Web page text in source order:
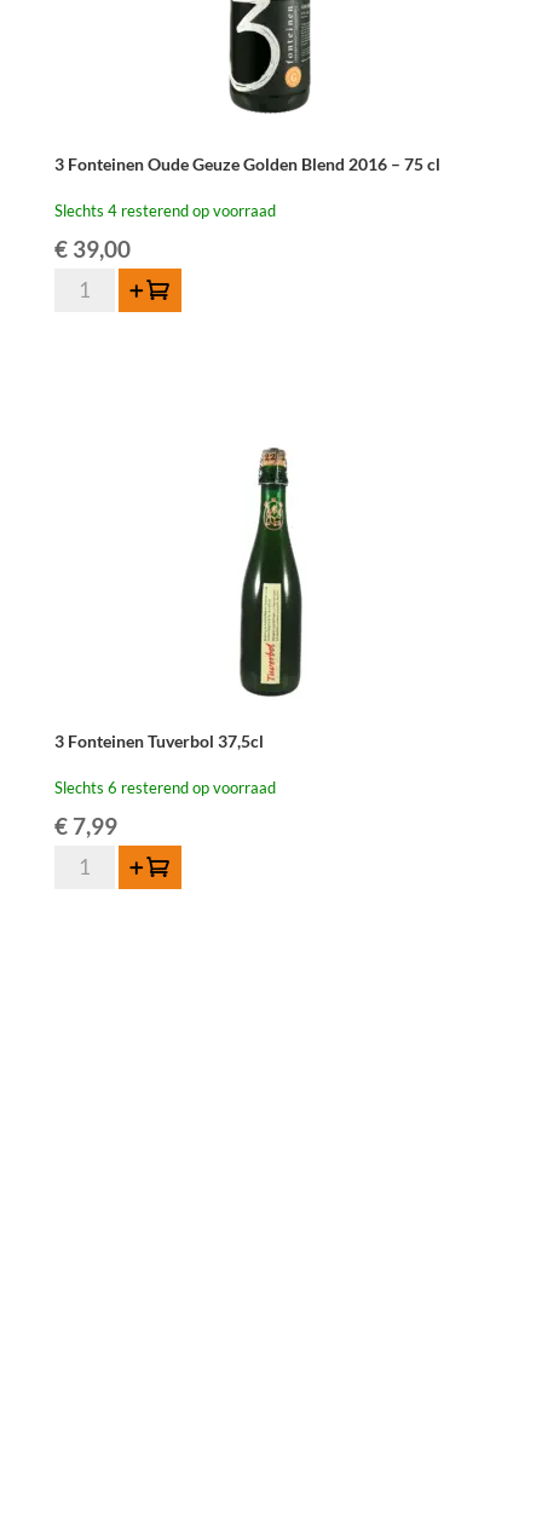
3 Fonteinen Oude Geuze Golden Blend 2016 – 75 cl
Slechts 4 resterend op voorraad
€39,00
Fonteinen
Toevoegen
3 Fonteinen Tuverbol 37,5cl
Slechts 6 resterend op voorraad
€7,99
Fonteinen
Toevoegen